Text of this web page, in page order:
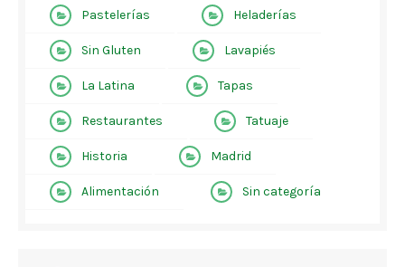
Pastelerías Heladerías
Sin Gluten Lavapiés
La Latina Tapas
Restaurantes Tatuaje
Historia Madrid
Alimentación Sin categoría